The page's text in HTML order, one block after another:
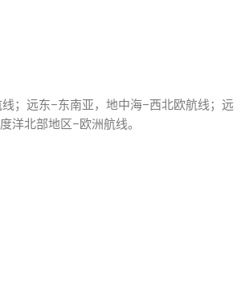
；远东–东南亚，地中海–西北欧航线；远
洋北部地区–欧洲航线。